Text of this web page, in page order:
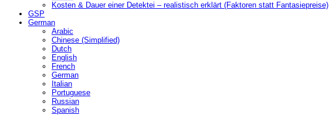
Kosten & Dauer einer Detektei – realistisch erklärt (Faktoren statt Fantasiepreise)
GSP
German
Arabic
Chinese (Simplified)
Dutch
English
French
German
Italian
Portuguese
Russian
Spanish